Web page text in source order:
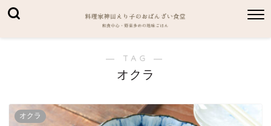
― TAG ―
オクラ
オクラ